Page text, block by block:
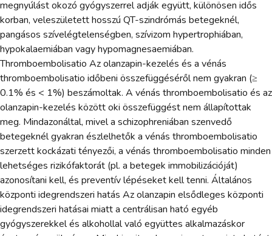
megnyúlást okozó gyógyszerrel adják együtt, különösen idős
korban, veleszületett hosszú QT-szindrómás betegeknél,
pangásos szívelégtelenségben, szívizom hypertrophiában,
hypokalaemiában vagy hypomagnesaemiában.
Thromboembolisatio Az olanzapin-kezelés és a vénás
thromboembolisatio időbeni összefüggéséről nem gyakran (≥
0.1% és < 1%) beszámoltak. A vénás thromboembolisatio és az
olanzapin-kezelés között oki összefüggést nem állapítottak
meg. Mindazonáltal, mivel a schizophreniában szenvedő
betegeknél gyakran észlelhetők a vénás thromboembolisatio
szerzett kockázati tényezői, a vénás thromboembolisatio minden
lehetséges rizikófaktorát (pl. a betegek immobilizációját)
azonosítani kell, és preventív lépéseket kell tenni. Általános
központi idegrendszeri hatás Az olanzapin elsődleges központi
idegrendszeri hatásai miatt a centrálisan ható egyéb
gyógyszerekkel és alkohollal való együttes alkalmazáskor